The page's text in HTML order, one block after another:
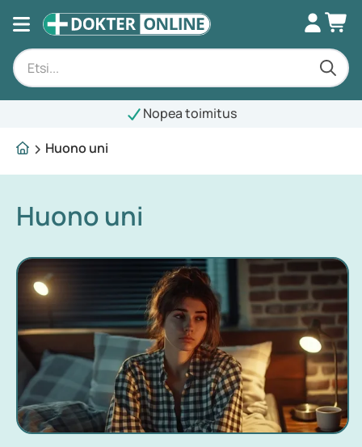
Nopea toimitus
Huono uni
Huono uni